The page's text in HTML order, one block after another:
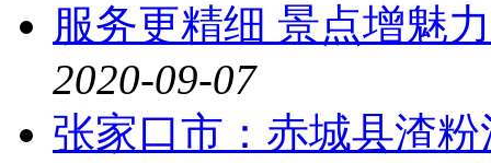
服务更精细 景点增魅
2020-09-07
张家口市：赤城县渣